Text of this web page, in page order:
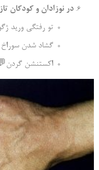
در نوزادان و کودکان
تو رفتگی ورید
گشاد شدن سوراخ
اکستنشن گردن